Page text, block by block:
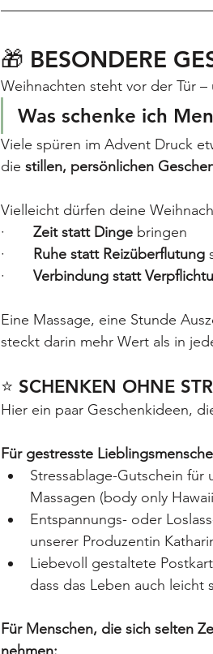
🎁 BESONDERE
Weihnachten steht vor der Tür
Was schenke ich
Viele spüren im Advent Druck
die stillen, persönlichen
Vielleicht dürfen deine
· Zeit statt Dinge bringen
· Ruhe statt Reizüberflutung
· Verbindung statt
Eine Massage, eine Stunde
steckt darin mehr Wert als in
⭐ SCHENKEN OHNE
Hier ein paar Geschenkideen,
Für gestresste
Stressablage-Gutschein für
Massagen (body only
Entspannungs- oder
unserer Produzentin
Liebevoll gestaltete
dass das Leben auch leicht
Für Menschen, die sich selten